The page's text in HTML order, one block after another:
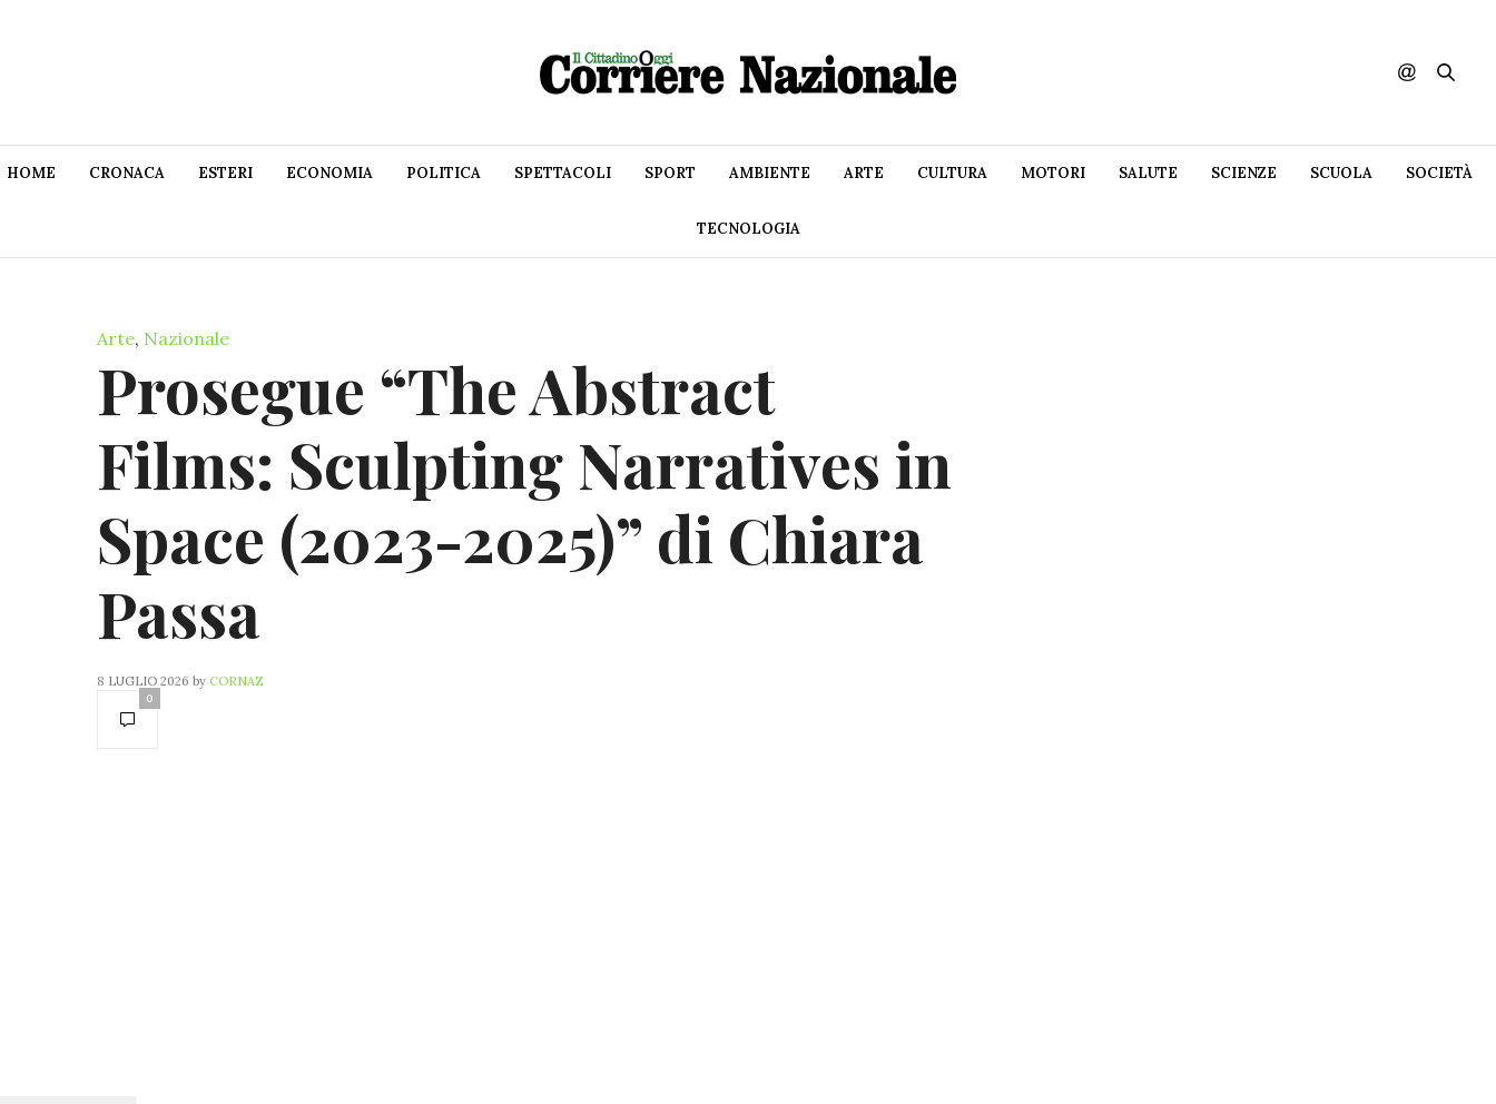
HOME CRONACA ESTERI ECONOMIA POLITICA SPETTACOLI SPORT AMBIENTE ARTE CULTURA MOTORI SALUTE SCIENZE SCUOLA SOCIETÀ
TECNOLOGIA
Arte, Nazionale
Prosegue “The Abstract
Films: Sculpting Narratives in
Space (2023-2025)” di Chiara
Passa
8 LUGLIO 2026 by CORNAZ
0